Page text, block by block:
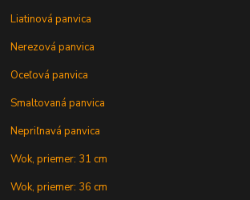
Liatinová panvica
Nerezová panvica
Oceľová panvica
Smaltovaná panvica
Nepriľnavá panvica
Wok, priemer: 31 cm
Wok, priemer: 36 cm